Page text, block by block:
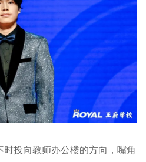
投向教师办公楼的方向，嘴角